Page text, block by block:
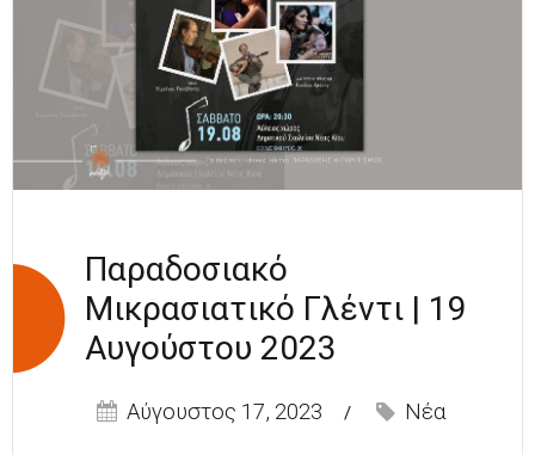
Παραδοσιακό
Μικρασιατικό Γλέντι | 19
Αυγούστου 2023
Αύγουστος 17, 2023 Νέα